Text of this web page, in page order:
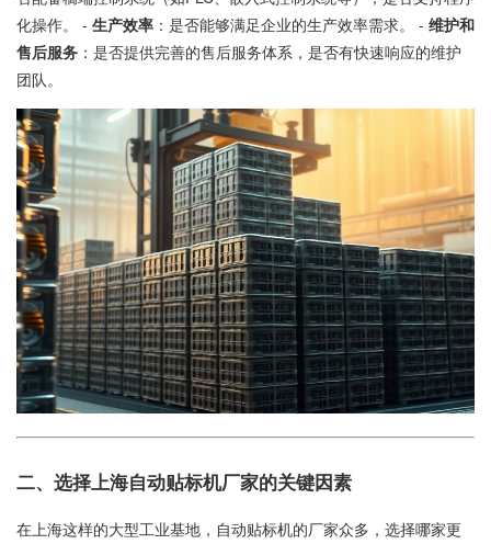
化操作。 - 生产效率 ：是否能够满足企业的生产效率需求。 - 维护和
售后服务 ：是否提供完善的售后服务体系，是否有快速响应的维护
团队。
二、选择上海自动贴标机厂家的关键因素
在上海这样的大型工业基地，自动贴标机的厂家众多，选择哪家更